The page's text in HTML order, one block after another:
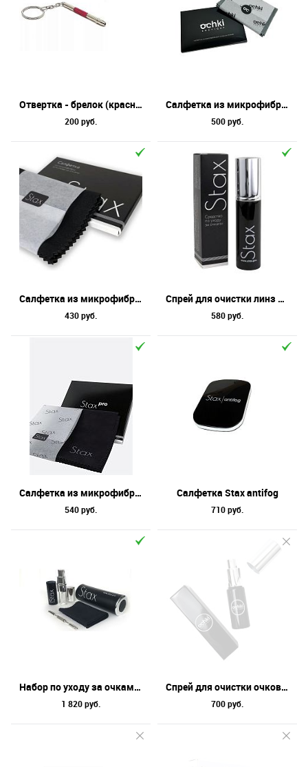
Отвертка - брелок (красный)
200 руб.
Салфетка из микрофибры Ochki Boutique в коробке, серая, 20х20
500 руб.
Салфетка из микрофибры Stax, черная, 19х19
430 руб.
Спрей для очистки линз Stax,10 мл,черный,серебристый
580 руб.
Салфетка из микрофибры Stax Pro, черная, 30х30
540 руб.
Салфетка Stax antifog
710 руб.
Набор по уходу за очками Stax, черный
1 820 руб.
Спрей для очистки очковых и солнцезащитных линз «Ochki Boutique», 15 мл.
700 руб.